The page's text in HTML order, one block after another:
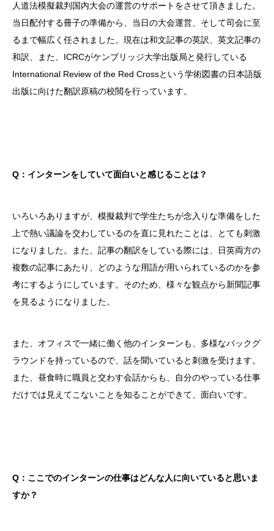
人道法模擬裁判国内大会の運営のサポートをさせて頂きました。
当日配付する冊子の準備から、当日の大会運営、そして司会に至
るまで幅広く任されました。現在は和文記事の英訳、英文記事の
和訳、また、ICRCがケンブリッジ大学出版局と発行している
International Review of the Red Crossという学術図書の日本語版
出版に向けた翻訳原稿の校閲を行っています。
Q：インターンをしていて面白いと感じることは？
いろいろありますが、模擬裁判で学生たちが念入りな準備をした
上で熱い議論を交わしているのを直に見れたことは、とても刺激
になりました。また、記事の翻訳をしている際には、日英両方の
複数の記事にあたり、どのような用語が用いられているのかを参
考にするようにしています。そのため、様々な観点から新聞記事
を見るようになりました。
また、オフィスで一緒に働く他のインターンも、多様なバックグ
ラウンドを持っているので、話を聞いていると刺激を受けます。
また、昼食時に職員と交わす会話からも、自分のやっている仕事
だけでは見えてこないことを知ることができて、面白いです。
Q：ここでのインターンの仕事はどんな人に向いていると思いま
すか？